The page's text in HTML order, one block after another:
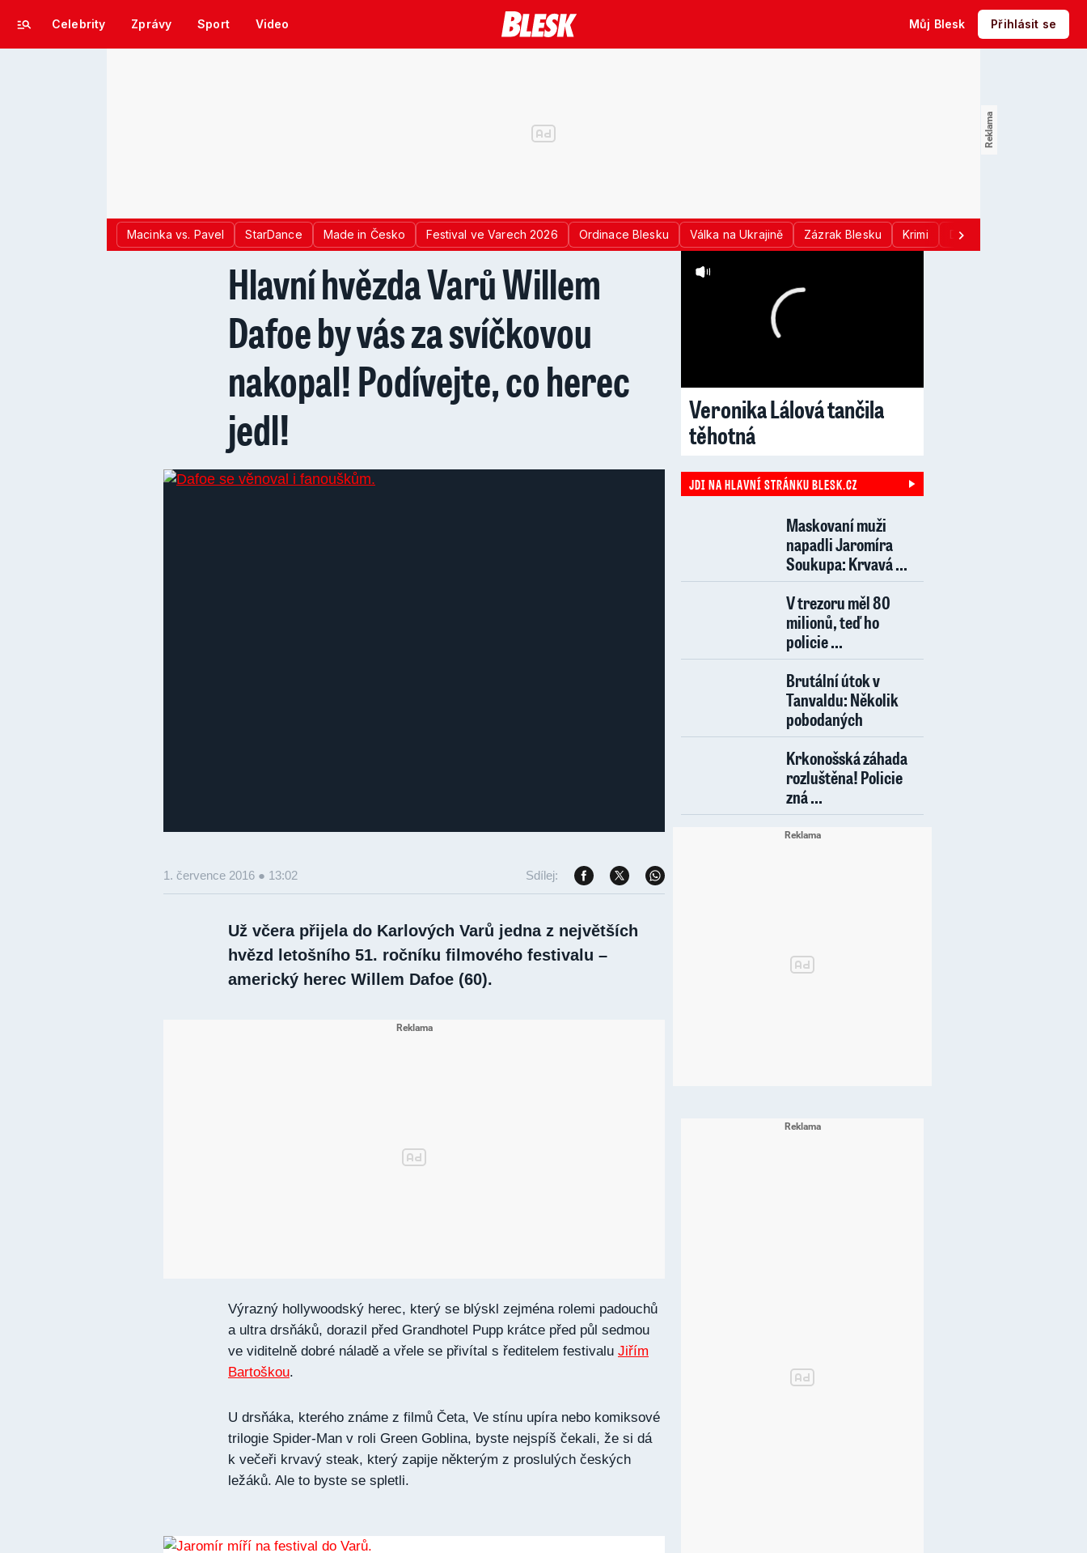
Celebrity Zprávy Sport Video Můj Blesk Přihlásit se
Macinka vs. Pavel StarDance Made in Česko Festival ve Varech 2026 Ordinace Blesku Válka na Ukrajině Zázrak Blesku Krimi Donald Trump
Hlavní hvězda Varů Willem
Dafoe by vás za svíčkovou
nakopal! Podívejte, co herec
jedl!
1. července 2016 ● 13:02 Sdílej:
Už včera přijela do Karlových Varů jedna z největších
hvězd letošního 51. ročníku filmového festivalu –
americký herec Willem Dafoe (60).
Výrazný hollywoodský herec, který se blýskl zejména rolemi padouchů
a ultra drsňáků, dorazil před Grandhotel Pupp krátce před půl sedmou
ve viditelně dobré náladě a vřele se přivítal s ředitelem festivalu Jiřím
Bartoškou.
U drsňáka, kterého známe z filmů Četa, Ve stínu upíra nebo komiksové
trilogie Spider-Man v roli Green Goblina, byste nejspíš čekali, že si dá
k večeři krvavý steak, který zapije některým z proslulých českých
ležáků. Ale to byste se spletli.
Veronika Lálová tančila
těhotná
JDI NA HLAVNÍ STRÁNKU BLESK.CZ
Maskovaní muži
napadli Jaromíra
Soukupa: Krvavá ...
V trezoru měl 80
milionů, teď ho
policie ...
Brutální útok v
Tanvaldu: Několik
pobodaných
Krkonošská záhada
rozluštěna! Policie
zná ...